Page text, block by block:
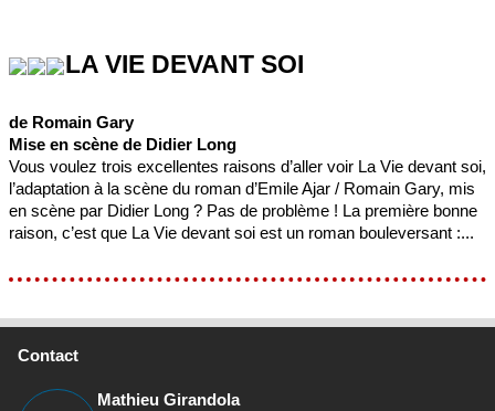
LA VIE DEVANT SOI
de Romain Gary
Mise en scène de Didier Long
Vous voulez trois excellentes raisons d’aller voir La Vie devant soi,
l’adaptation à la scène du roman d’Emile Ajar / Romain Gary, mis
en scène par Didier Long ? Pas de problème ! La première bonne
raison, c’est que La Vie devant soi est un roman bouleversant :...
Contact
Mathieu Girandola